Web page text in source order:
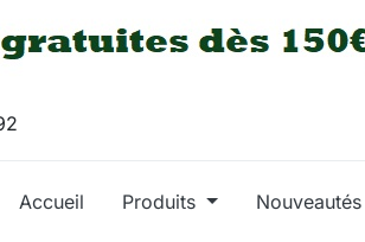
Accueil Produits Nouveautés